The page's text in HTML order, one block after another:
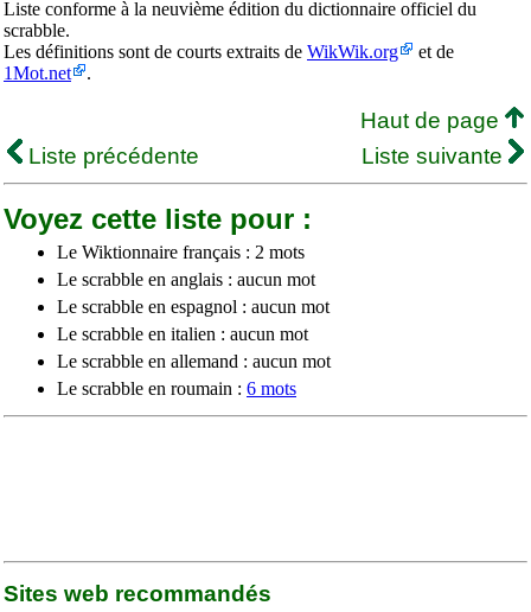
Liste conforme à la neuvième édition du dictionnaire officiel du
scrabble.
Les définitions sont de courts extraits de WikWik.org
et de
1Mot.net
.
Haut de page
Liste précédente
Liste suivante
Voyez cette liste pour :
Le Wiktionnaire français : 2 mots
Le scrabble en anglais : aucun mot
Le scrabble en espagnol : aucun mot
Le scrabble en italien : aucun mot
Le scrabble en allemand : aucun mot
Le scrabble en roumain : 6 mots
Sites web recommandés